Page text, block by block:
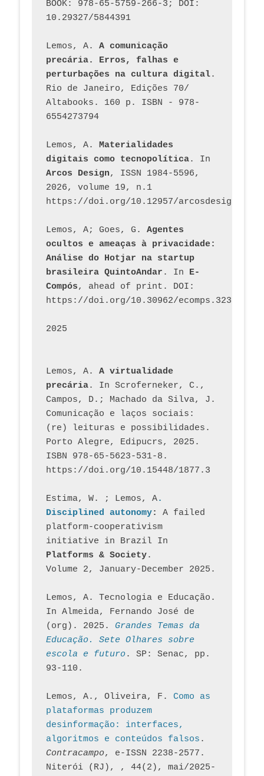
BOOK: 978-65-5759-266-3; DOI:
10.29327/5844391
Lemos, A. A comunicação
precária. Erros, falhas e
perturbações na cultura digital.
Rio de Janeiro, Edições 70/
Altabooks. 160 p. ISBN - 978-
6554273794
Lemos, A. Materialidades
digitais como tecnopolítica
Arcos Design, ISSN 1984-5596,
2026, volume 19, n.1
https://doi.org/10.12957/
Lemos, A; Goes, G. Agentes
ocultos e ameaças à privacidade:
Análise do Hotjar na startup
brasileira QuintoAndar . In E-
Compós, ahead of print. DOI:
https://doi.org/10.30962/ecomps.3231
2025
Lemos, A. A virtualidade
precária. In Scroferneker, C.,
Campos, D.; Machado da Silva, J.
Comunicação e laços sociais:
(re) leituras e possibilidades.
Porto Alegre, Edipucrs, 2025.
ISBN 978-65-5623-531-8.
https://doi.org/10.15448/1877.3
Estima, W. ; Lemos, A.
Disciplined autonomy: A failed
platform-cooperativism
initiative in Brazil In
Platforms & Society.
Volume 2, January-December 2025.
Lemos, A. Tecnologia e Educação.
In Almeida, Fernando José de
(org). 2025. Grandes Temas da
Educação. Sete Olhares sobre
escola e futuro. SP: Senac, pp.
93-110.
Lemos, A., Oliveira, F. Como as
plataformas produzem
desinformação: interfaces,
algoritmos e conteúdos falsos
Contracampo, e-ISSN 2238-2577.
Niterói (RJ), , 44(2), mai/2025-